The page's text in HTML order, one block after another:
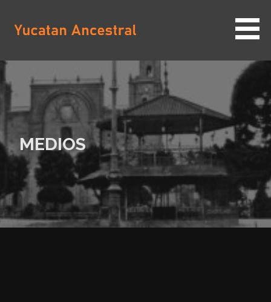
contenido
YUCATAN ANCESTRAL
MEDIOS